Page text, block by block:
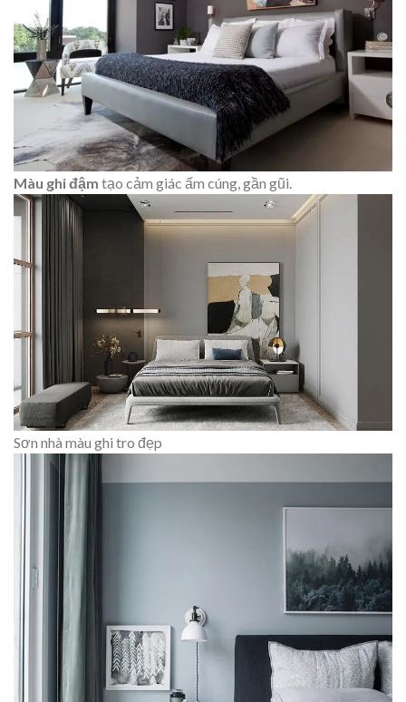
Màu ghi đậm tạo cảm giác ấm cúng, gần gũi.
Sơn nhà màu ghi tro đẹp